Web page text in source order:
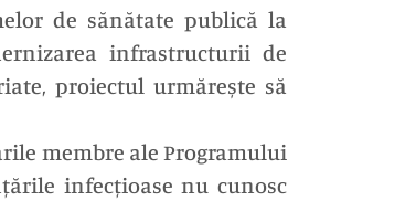
de sănătate publică la
infrastructurii de
proiectul urmărește să
membre ale Programului
infecțioase nu cunosc